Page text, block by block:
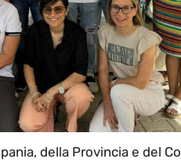
della Provincia e del